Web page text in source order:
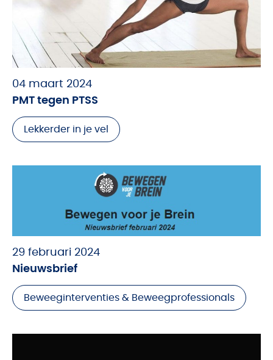
04 maart 2024
PMT tegen PTSS
Lekkerder in je vel
29 februari 2024
Nieuwsbrief
Beweeginterventies & Beweegprofessionals